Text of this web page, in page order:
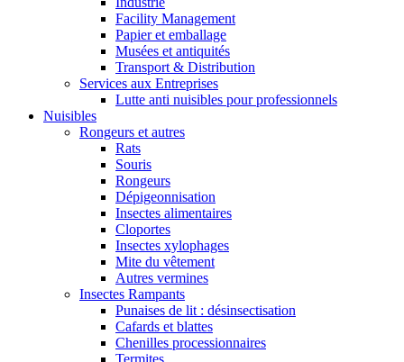
Facility Management
Papier et emballage
Musées et antiquités
Transport & Distribution
Services aux Entreprises
Lutte anti nuisibles pour professionnels
Nuisibles
Rongeurs et autres
Rats
Souris
Rongeurs
Dépigeonnisation
Insectes alimentaires
Cloportes
Insectes xylophages
Mite du vêtement
Autres vermines
Insectes Rampants
Punaises de lit : désinsectisation
Cafards et blattes
Chenilles processionnaires